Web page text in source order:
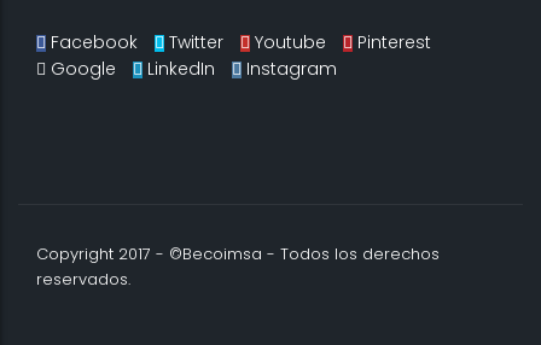
Facebook Twitter Youtube
Pinterest
Google
LinkedIn Instagram
Copyright 2017 - ©Becoimsa - Todos los derechos
reservados.